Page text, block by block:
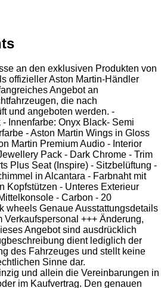
an den exklusiven Produkten von
offizieller Aston Martin-Händler
Angebot an
die nach
und angeboten werden. -
Innenfarbe: Onyx Black- Semi
- Aston Martin Wings in Gloss
Martin Premium Audio - Interior
Pack - Dark Chrome - Trim
Plus Seat (Inspire) - Sitzbelüftung -
in Alcantara - Farbnaht mit
Kopfstützen - Unteres Exterieur
- Carbon - 20
wheels Genaue Ausstattungsdetails
+++ Änderung,
Angebot sind ausdrücklich
dient lediglich der
des Fahrzeuges und stellt keine
Sinne dar.
und allein die Vereinbarungen in
im Kaufvertrag. Den genauen